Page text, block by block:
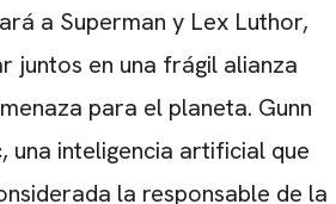
a Superman y Lex Luthor,
juntos en una frágil alianza
para el planeta. Gunn
una inteligencia artificial que
la responsable de la